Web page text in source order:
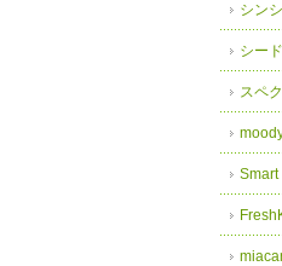
シン
シード
スペ
Smart